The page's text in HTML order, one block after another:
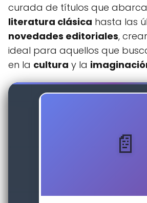
curada de títulos que
literatura clásica hasta las
novedades editoriales,
ideal para aquellos que
en la cultura y la